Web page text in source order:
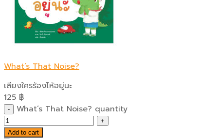
What’s That Noise?
เสียงใครร้องไห้อยู่นะ
125 ฿
What’s That Noise? quantity
Add to cart